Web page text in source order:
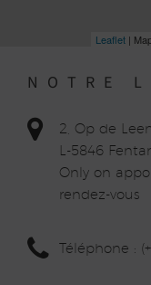
Leaflet |
NOTRE
2, Op de
L-5846
Only on
rendez-vous
Téléphone :